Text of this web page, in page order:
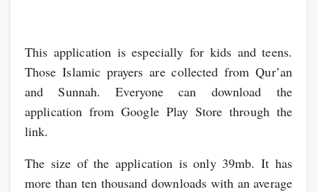
This application is especially for kids and teens.
Those Islamic prayers are collected from Qur’an
and Sunnah. Everyone can download the
application from Google Play Store through the
link.
The size of the application is only 39mb. It has
more than ten thousand downloads with an average